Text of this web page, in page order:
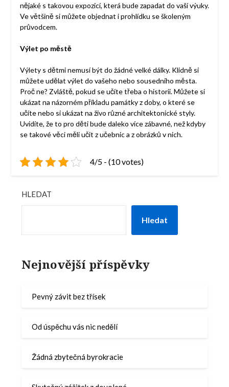
nějaké s takovou expozicí, která bude zapadat do vaší výuky.
Ve většině si můžete objednat i prohlídku se školeným
průvodcem.
Výlet po městě
Výlety s dětmi nemusí být do žádné velké dálky. Klidně si
můžete udělat výlet do vašeho nebo sousedního města.
Proč ne? Zvláště, pokud se učíte třeba o historii. Můžete si
ukázat na názorném příkladu památky z doby, o které se
učíte nebo si ukázat na živo různé architektonické styly.
Uvidíte, že to pro děti bude daleko více zábavné, než kdyby
se takové věci měli učit z učebnic a z obrázků v nich.
4/5 - (10 votes)
HLEDAT
Hledat
Nejnovější příspěvky
Pevný závit bez třísek
Od úspěchu vás nic nedělí
Žádná zbytečná byrokracie